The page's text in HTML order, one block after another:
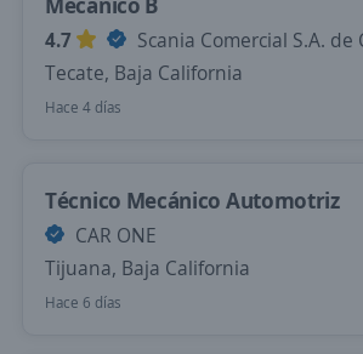
4.7
Scania Comercial S.A. de
Tecate, Baja California
Hace 4 días
Técnico Mecánico Automotriz
CAR ONE
Tijuana, Baja California
Hace 6 días